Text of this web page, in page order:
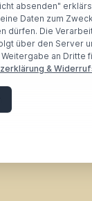
absenden"
Daten zum
dürfen. Die
über den Server
an Dritte
&